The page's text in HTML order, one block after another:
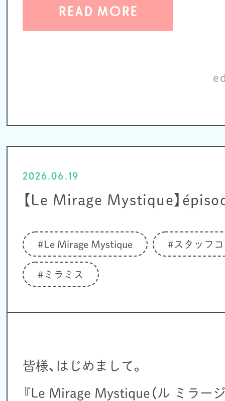
READ MORE
2026.06.19
【Le Mirage Mystique】
#Le Mirage Mystique #スタッフ
#ミラミス
皆様、はじめまして。
『Le Mirage Mystique（ル ミラー